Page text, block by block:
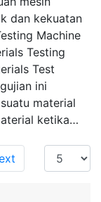
dan kekuatan
Machine
Testing
Test
ini
material
ketika…